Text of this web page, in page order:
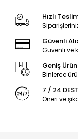
Hızlı
Güvenli
Güvenli ve
Geniş
Binlerce
7 / 24
Öneri ve